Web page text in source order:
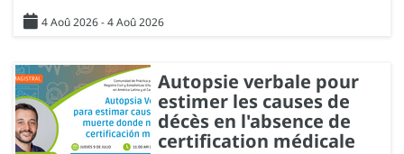
4 Aoû 2026 - 4 Aoû 2026
Autopsie verbale pour
estimer les causes de
décès en l'absence de
certification médicale